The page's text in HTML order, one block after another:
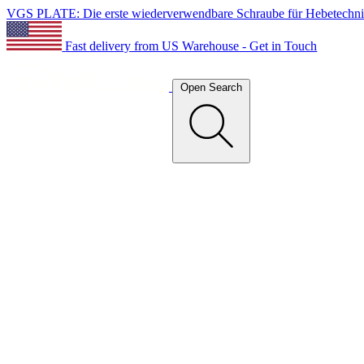
VGS PLATE: Die erste wiederverwendbare Schraube für
Fast delivery from US Warehouse - Get in Touch
Open Search